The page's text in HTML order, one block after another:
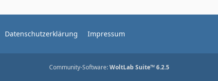
Datenschutzerklärung Impressum
Community-Software:WoltLab Suite™ 6.2.5